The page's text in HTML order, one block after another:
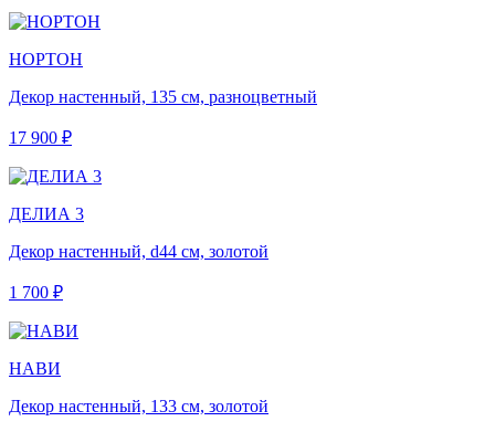
НОРТОН
Декор настенный, 135 см, разноцветный
17 900 ₽
ДЕЛИА 3
Декор настенный, d44 см, золотой
1 700 ₽
НАВИ
Декор настенный, 133 см, золотой